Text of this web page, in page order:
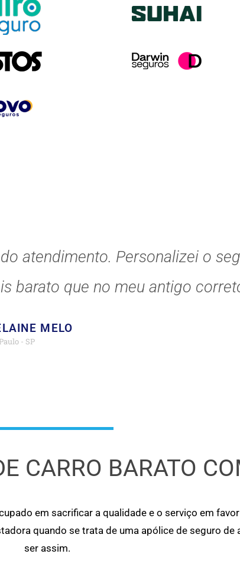
atendimento. Personalizei o
barato que no meu antigo
MELO
- SP
CARRO BARATO
em sacrificar a qualidade e o serviço em
quando se trata de uma apólice de seguro
ser assim.